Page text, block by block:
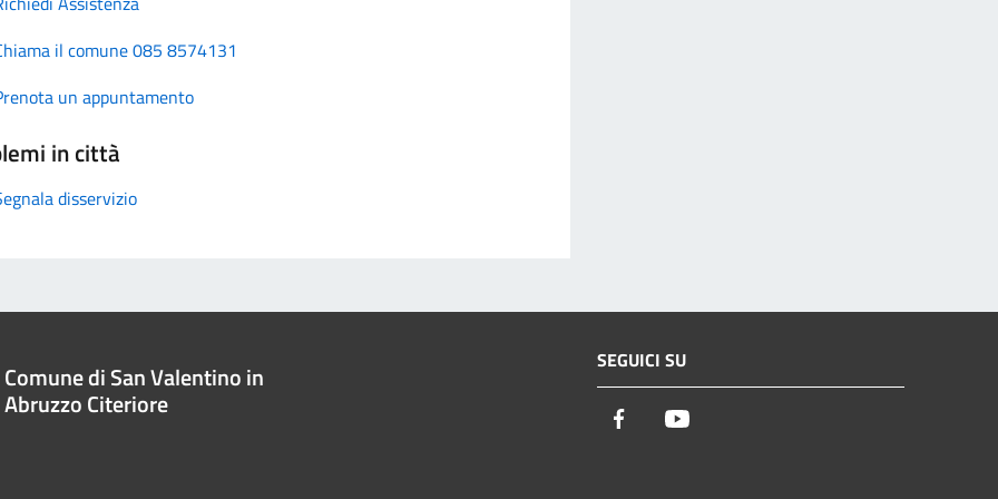
il comune 085 8574131
un appuntamento
in città
disservizio
Comune di San Valentino in
Abruzzo Citeriore
SEGUICI SU
Facebook